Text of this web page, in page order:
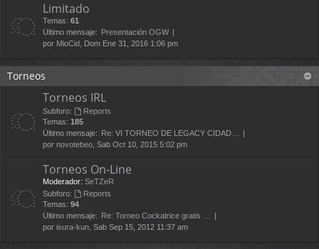
Limitado
Temas: 61
Último mensaje:
Presentación OGW
por MioCid, Dom Ene 31, 2016 1:06 pm
Torneos
Torneos IRL
Subforo:
Reports
Temas: 185
Último mensaje:
Re: VI TORNEO DE LEGACY CIDAD…
por novotebeo, Sab Oct 10, 2015 5:02 pm
Torneos On-Line
Moderador: SeTZeR
Subforo:
Reports
Temas: 94
Último mensaje:
Re: Torneo Cockatrice gratis …
por isura-kun, Sab Sep 15, 2012 11:37 am